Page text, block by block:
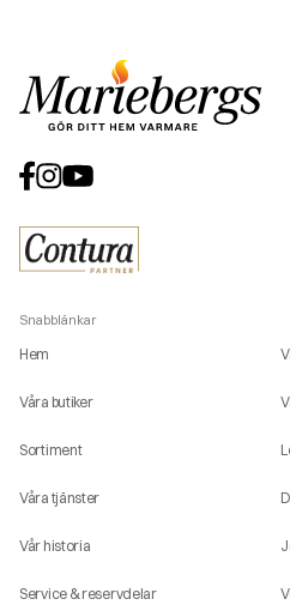
Snabblänkar
Hem
Våra butiker
Sortiment
Våra tjänster
Vår historia
Service & reservdelar